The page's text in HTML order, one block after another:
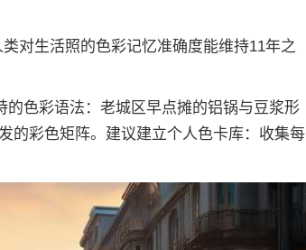
对生活照的色彩记忆准确度能维持11年之
色彩语法：老城区早点摊的铝锅与豆浆形
的彩色矩阵。建议建立个人色卡库：收集每